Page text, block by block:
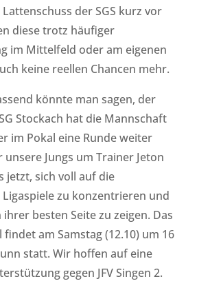
der SGS kurz vor
diese trotz häufiger
im Mittelfeld oder am eigenen
keine reellen Chancen mehr.
könnte man sagen, der
Stockach hat die Mannschaft
im Pokal eine Runde weiter
unsere Jungs um Trainer Jeton
jetzt, sich voll auf die
zu konzentrieren und
besten Seite zu zeigen. Das
findet am Samstag (12.10) um 16
statt. Wir hoffen auf eine
gegen JFV Singen 2.